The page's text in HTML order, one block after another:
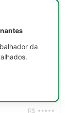
R$ •••••
R$ •••••
da